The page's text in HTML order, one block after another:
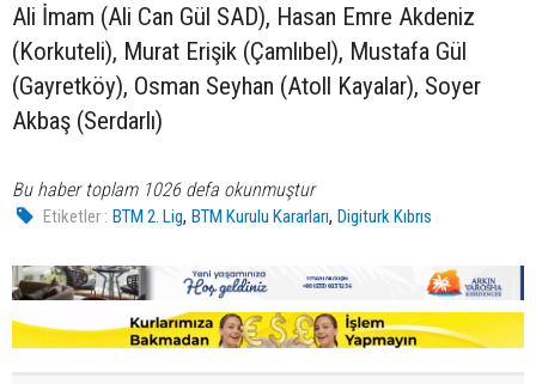
Ali İmam (Ali Can Gül SAD), Hasan Emre Akdeniz
(Korkuteli), Murat Erişik (Çamlıbel), Mustafa Gül
(Gayretköy), Osman Seyhan (Atoll Kayalar), Soyer
Akbaş (Serdarlı)
Bu haber toplam 1026 defa okunmuştur
Etiketler : BTM 2. Lig,BTM Kurulu Kararları,Digiturk Kıbrıs